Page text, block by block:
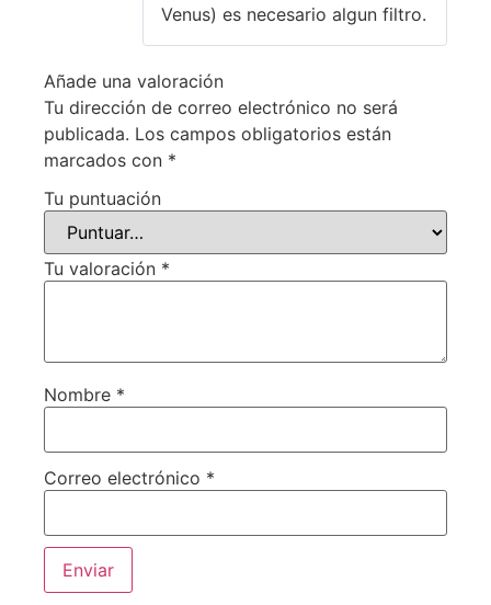
Venus) es necesario algun filtro.
Añade una valoración
Tu dirección de correo electrónico no será
publicada. Los campos obligatorios están
marcados con *
Tu puntuación
Tu valoración *
Nombre *
Correo electrónico *